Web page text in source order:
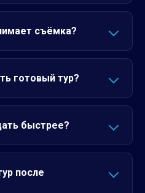
съёмка?
готовый тур?
быстрее?
после